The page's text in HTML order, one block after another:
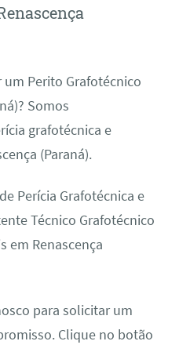
Perito Grafotécnico
Somos
grafotécnica e
(Paraná).
Perícia Grafotécnica e
Técnico Grafotécnico
em Renascença
para solicitar um
Clique no botão